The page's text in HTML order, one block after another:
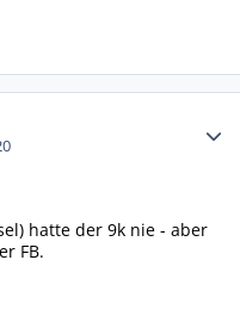
hatte der 9k nie - aber
FB.